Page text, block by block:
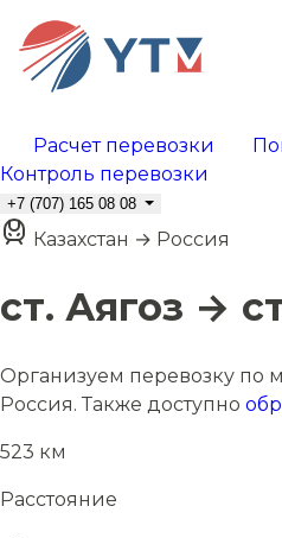
Расчет перевозки
Контроль перевозки
+7 (707) 165 08 08
Казахстан → Россия
ст. Аягоз →
Организуем перевозку по
Россия. Также доступно
523 км
Расстояние